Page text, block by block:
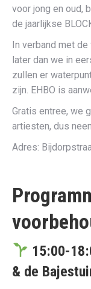
voor jong en oud,
de jaarlijkse
In verband met
later dan we in
zullen er
zijn. EHBO is
Gratis entree, we
artiesten, dus
Adres:
15:00-
& de